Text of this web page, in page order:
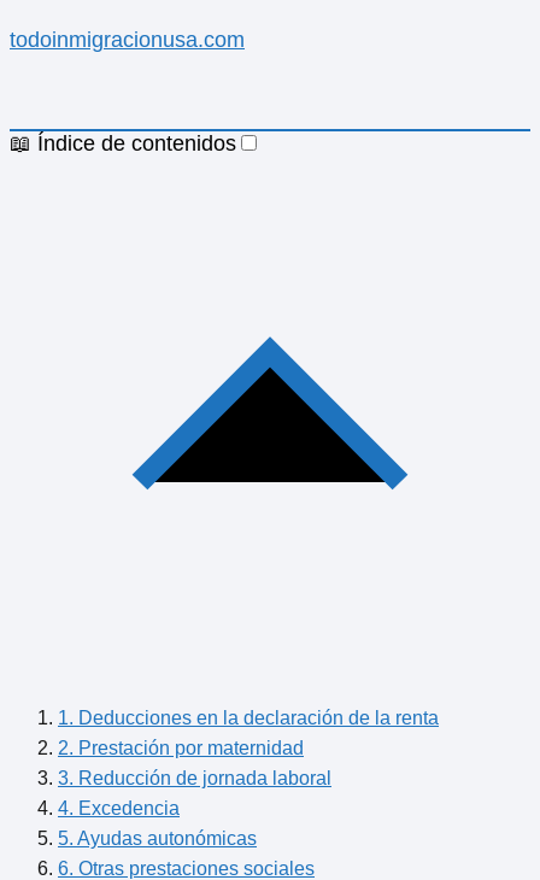
todoinmigracionusa.com
📖 Índice de contenidos
1. Deducciones en la declaración de la renta
2. Prestación por maternidad
3. Reducción de jornada laboral
4. Excedencia
5. Ayudas autonómicas
6. Otras prestaciones sociales